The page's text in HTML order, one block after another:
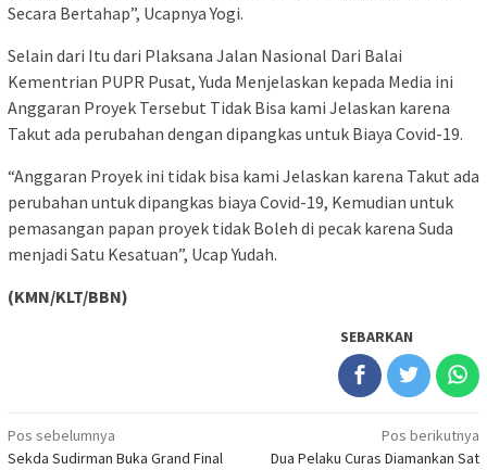
Secara Bertahap”, Ucapnya Yogi.
Selain dari Itu dari Plaksana Jalan Nasional Dari Balai
Kementrian PUPR Pusat, Yuda Menjelaskan kepada Media ini
Anggaran Proyek Tersebut Tidak Bisa kami Jelaskan karena
Takut ada perubahan dengan dipangkas untuk Biaya Covid-19.
“Anggaran Proyek ini tidak bisa kami Jelaskan karena Takut ada
perubahan untuk dipangkas biaya Covid-19, Kemudian untuk
pemasangan papan proyek tidak Boleh di pecak karena Suda
menjadi Satu Kesatuan”, Ucap Yudah.
(KMN/KLT/BBN)
SEBARKAN
Navigasi
Pos sebelumnya
Sekda Sudirman Buka Grand Final
Pos berikutnya
Dua Pelaku Curas Diamankan Sat